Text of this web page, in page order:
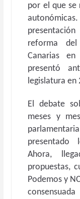
por el que se
reforma
Canarias
presentó
legislatura en
El debate
meses y
presentado
Ahora,
propuestas,
Podemos y